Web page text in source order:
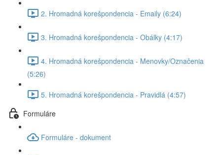
2. Hromadná korešpondencia - Emaily (6:24)
3. Hromadná korešpondencia - Obálky (4:17)
4. Hromadná korešpondencia - Menovky/Označenia
(5:26)
5. Hromadná korešpondencia - Pravidlá (4:57)
Formuláre
Formuláre - dokument